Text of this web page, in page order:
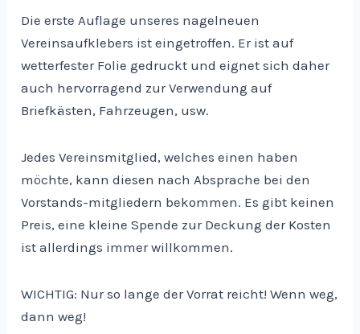
Die erste Auflage unseres nagelneuen
Vereinsaufklebers ist eingetroffen. Er ist auf
wetterfester Folie gedruckt und eignet sich daher
auch hervorragend zur Verwendung auf
Briefkästen, Fahrzeugen, usw.
Jedes Vereinsmitglied, welches einen haben
möchte, kann diesen nach Absprache bei den
Vorstands-mitgliedern bekommen. Es gibt keinen
Preis, eine kleine Spende zur Deckung der Kosten
ist allerdings immer willkommen.
WICHTIG: Nur so lange der Vorrat reicht! Wenn weg,
dann weg!